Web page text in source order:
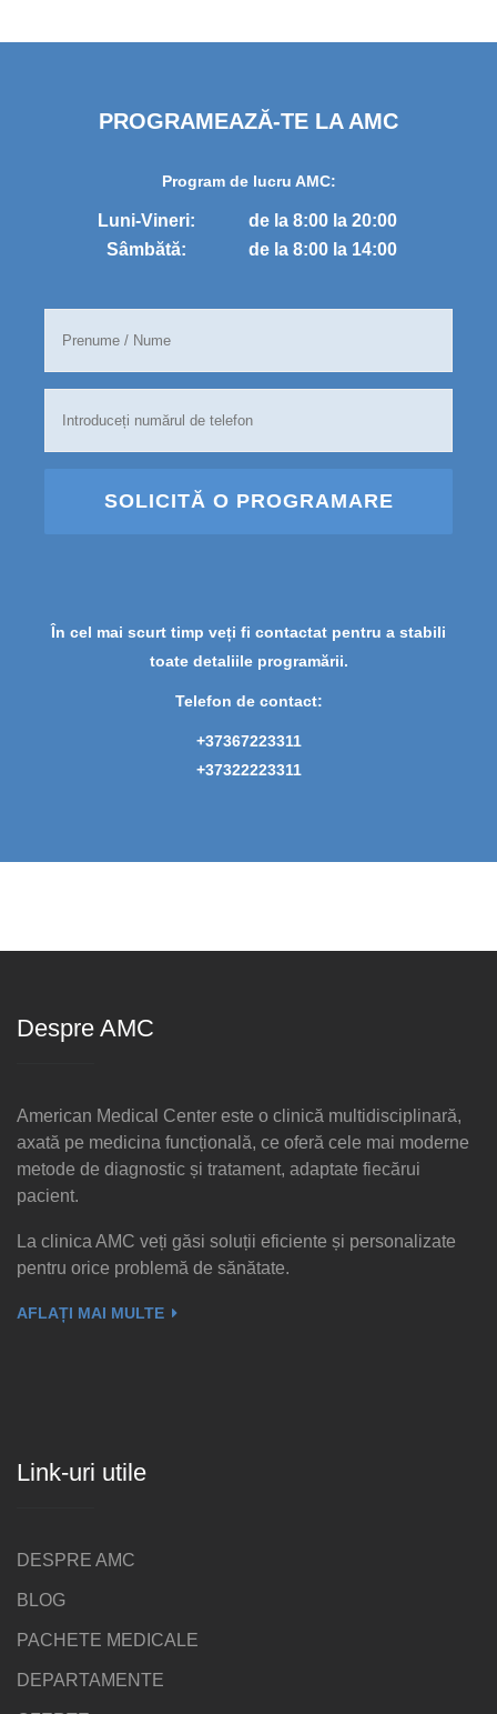
PROGRAMEAZĂ-TE LA AMC
Program de lucru AMC:
Luni-Vineri:
de la 8:00 la 20:00
Sâmbătă:
de la 8:00 la 14:00
SOLICITĂ O PROGRAMARE
În cel mai scurt timp veți fi contactat pentru a stabili
toate detaliile programării.
Telefon de contact:
+37367223311
+37322223311
Despre AMC
American Medical Center este o clinică multidisciplinară,
axată pe medicina funcțională, ce oferă cele mai moderne
metode de diagnostic și tratament, adaptate fiecărui
pacient.
La clinica AMC veți găsi soluții eficiente și personalizate
pentru orice problemă de sănătate.
AFLAȚI MAI MULTE
Link-uri utile
DESPRE AMC
BLOG
PACHETE MEDICALE
DEPARTAMENTE